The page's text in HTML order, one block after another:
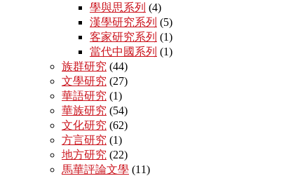
學與思系列 (4)
漢學研究系列 (5)
客家研究系列 (1)
當代中國系列 (1)
族群研究 (44)
文學研究 (27)
華語研究 (1)
華族研究 (54)
文化研究 (62)
方言研究 (1)
地方研究 (22)
馬華評論文學 (11)